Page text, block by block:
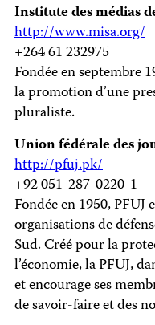
Institute des médias
http://www.misa.org/
+264 61 232975
Fondée en septembre
la promotion d’une
pluraliste.
Union fédérale des
http://pfuj.pk/
+92 051-287-0220-1
Fondée en 1950,
organisations de
Sud. Créé pour la
l’économie, la PFUJ,
et encourage ses
de savoir-faire et des